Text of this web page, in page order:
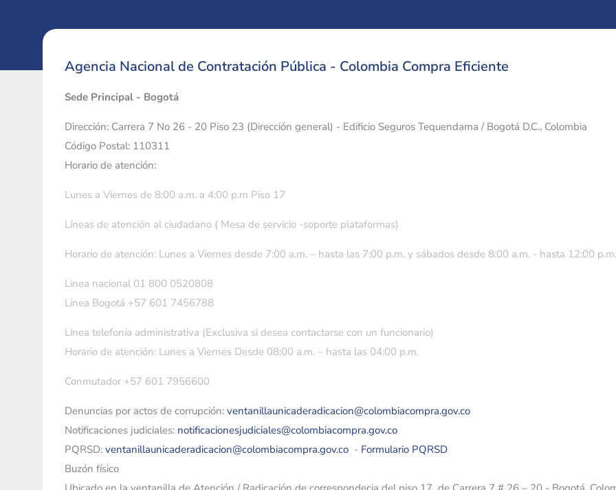
Agencia Nacional de Contratación Pública - Colombia Compra Eficiente
Sede Principal - Bogotá
Dirección: Carrera 7 No 26 - 20 Piso 23 (Dirección general) - Edificio Seguros Tequendama / Bogotá D.C., Colombia
Código Postal: 110311
Horario de atención:
Lunes a Viernes de 8:00 a.m. a 4:00 p.m Piso 17
Líneas de atención al ciudadano ( Mesa de servicio -soporte plataformas)
Horario de atención: Lunes a Viernes desde 7:00 a.m. – hasta las 7:00 p.m. y sábados desde 8:00 a.m. - hasta 12:00 p.m.
Linea nacional 01 800 0520808
Linea Bogotá +57 601 7456788
Linea telefonía administrativa (Exclusiva si desea contactarse con un funcionario)
Horario de atención: Lunes a Viernes Desde 08:00 a.m. – hasta las 04:00 p.m.
Conmutador +57 601 7956600
Denuncias por actos de corrupción: ventanillaunicaderadicacion@colombiacompra.gov.co
Notificaciones judiciales: notificacionesjudiciales@colombiacompra.gov.co
PQRSD: ventanillaunicaderadicacion@colombiacompra.gov.co - Formulario PQRSD
Buzón físico